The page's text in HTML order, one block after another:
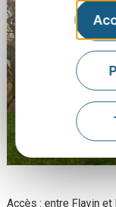
Accès : entre Flavin